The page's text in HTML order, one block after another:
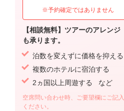
※予約確定ではありません
【相談無料】ツアーのアレンジ
も承ります。
泊数を変えずに価格を抑える
複数のホテルに宿泊する
2ヵ国以上周遊する など
空席問い合わせ時、ご要望欄にご記入
ください。